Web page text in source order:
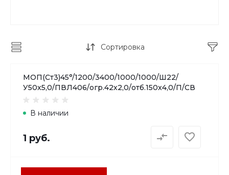
Сортировка
МОП(Ст3)45°/1200/3400/1000/1000/Ш22/
У50х5,0/ПВЛ406/огр.42х2,0/отб.150х4,0/П/СВ
В наличии
1 руб.